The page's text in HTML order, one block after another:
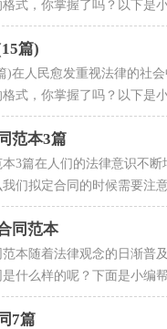
式，你掌握了吗？以下是
篇)
)在人民愈发重视法律的社
式，你掌握了吗？以下是
范本3篇
3篇在人们的法律意识不
们拟定合同的时候需要注
同范本
本随着法律观念的日渐普
什么样的呢？下面是小编
7篇